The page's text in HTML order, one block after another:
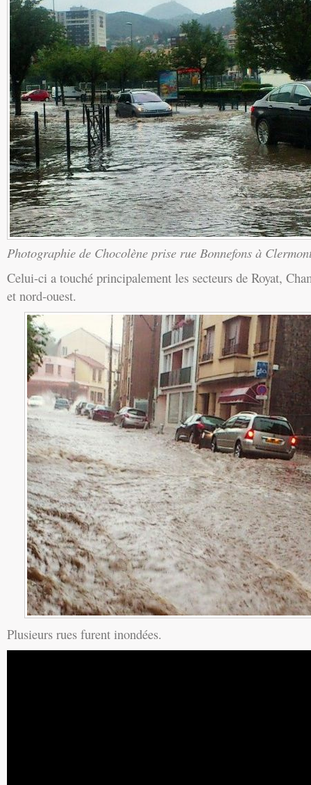
Photographie de Chocolène prise rue Bonnefons à
Celui-ci a touché principalement les secteurs de Royat,
et nord-ouest.
Plusieurs rues furent inondées.